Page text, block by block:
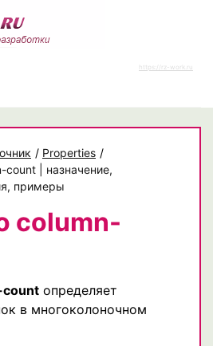
https://rz-work.ru
/ Properties /
count | назначение,
примеры
column-
count определяет
в многоколоночном